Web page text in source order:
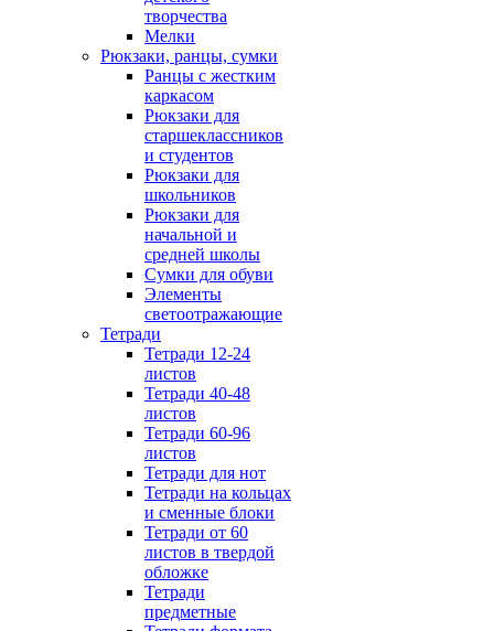
творчества
Мелки
Рюкзаки, ранцы, сумки
Ранцы с жестким
каркасом
Рюкзаки для
старшеклассников
и студентов
Рюкзаки для
школьников
Рюкзаки для
начальной и
средней школы
Сумки для обуви
Элементы
светоотражающие
Тетради
Тетради 12-24
листов
Тетради 40-48
листов
Тетради 60-96
листов
Тетради для нот
Тетради на кольцах
и сменные блоки
Тетради от 60
листов в твердой
обложке
Тетради
предметные